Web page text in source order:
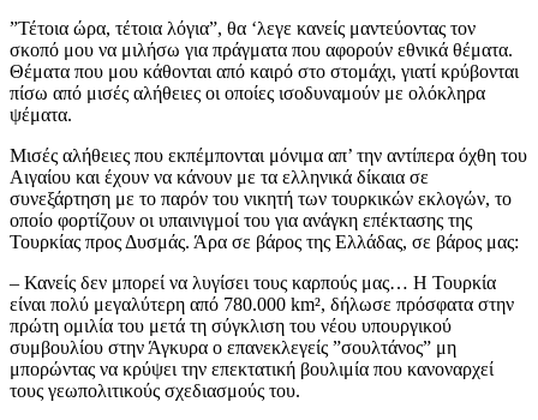
”Τέτοια ώρα, τέτοια λόγια”, θα ‘λεγε κανείς μαντεύοντας τον
σκοπό μου να μιλήσω για πράγματα που αφορούν εθνικά θέματα.
Θέματα που μου κάθονται από καιρό στο στομάχι, γιατί κρύβονται
πίσω από μισές αλήθειες οι οποίες ισοδυναμούν με ολόκληρα
ψέματα.
Μισές αλήθειες που εκπέμπονται μόνιμα απ’ την αντίπερα όχθη του
Αιγαίου και έχουν να κάνουν με τα ελληνικά δίκαια σε
συνεξάρτηση με το παρόν του νικητή των τουρκικών εκλογών, το
οποίο φορτίζουν οι υπαινιγμοί του για ανάγκη επέκτασης της
Τουρκίας προς Δυσμάς. Άρα σε βάρος της Ελλάδας, σε βάρος μας:
– Κανείς δεν μπορεί να λυγίσει τους καρπούς μας… Η Τουρκία
είναι πολύ μεγαλύτερη από 780.000 km², δήλωσε πρόσφατα στην
πρώτη ομιλία του μετά τη σύγκλιση του νέου υπουργικού
συμβουλίου στην Άγκυρα ο επανεκλεγείς ”σουλτάνος” μη
μπορώντας να κρύψει την επεκτατική βουλιμία που κανοναρχεί
τους γεωπολιτικούς σχεδιασμούς του.